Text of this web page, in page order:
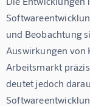
und Beobachtung
Auswirkungen von
Arbeitsmarkt
deutet jedoch